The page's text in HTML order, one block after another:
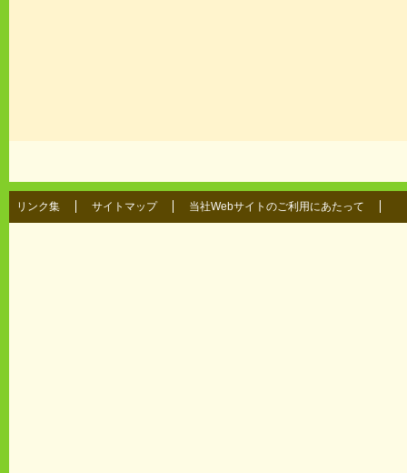
リンク集 サイトマップ 当社Webサイトのご利用にあたって